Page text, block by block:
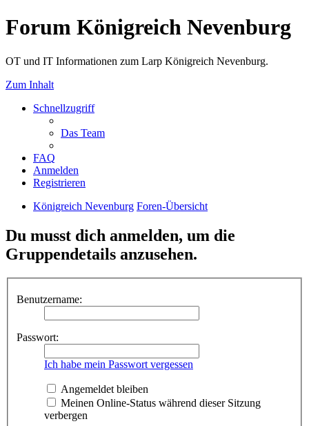
Forum Königreich Nevenburg
OT und IT Informationen zum Larp Königreich Nevenburg.
Zum Inhalt
Schnellzugriff
Das Team
FAQ
Anmelden
Registrieren
Königreich Nevenburg Foren-Übersicht
Du musst dich anmelden, um die
Gruppendetails anzusehen.
Benutzername:
Passwort:
Ich habe mein Passwort vergessen
Angemeldet bleiben
Meinen Online-Status während dieser Sitzung
verbergen